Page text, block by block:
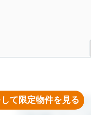
て限定物件を見る